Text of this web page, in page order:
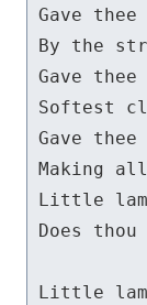
Gave
By the
Gave
Softest
Gave
Making
Little
Does thou
Little